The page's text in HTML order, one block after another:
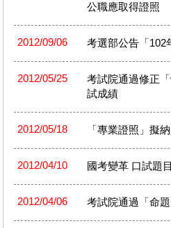
公職應取得證照
2012/09/06 考選部公告「102
2012/05/25
考試院通過修正
試成績
2012/05/18 「專業證照」擬
2012/04/10 國考變革 口試題
2012/04/06 考試院通過「命